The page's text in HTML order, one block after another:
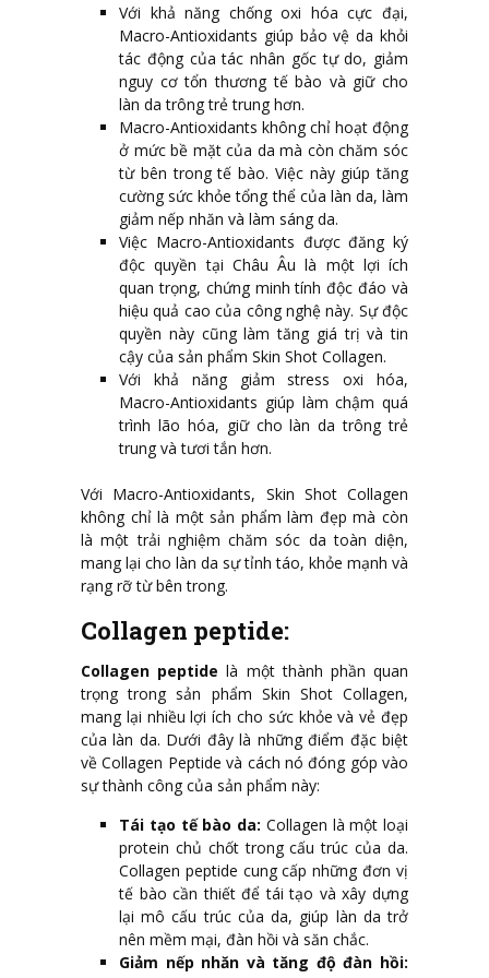
Với khả năng chống oxi hóa cực đại,
Macro-Antioxidants giúp bảo vệ da khỏi
tác động của tác nhân gốc tự do, giảm
nguy cơ tổn thương tế bào và giữ cho
làn da trông trẻ trung hơn.
Macro-Antioxidants không chỉ hoạt động
ở mức bề mặt của da mà còn chăm sóc
từ bên trong tế bào. Việc này giúp tăng
cường sức khỏe tổng thể của làn da, làm
giảm nếp nhăn và làm sáng da.
Việc Macro-Antioxidants được đăng ký
độc quyền tại Châu Âu là một lợi ích
quan trọng, chứng minh tính độc đáo và
hiệu quả cao của công nghệ này. Sự độc
quyền này cũng làm tăng giá trị và tin
cậy của sản phẩm Skin Shot Collagen.
Với khả năng giảm stress oxi hóa,
Macro-Antioxidants giúp làm chậm quá
trình lão hóa, giữ cho làn da trông trẻ
trung và tươi tắn hơn.
Với Macro-Antioxidants, Skin Shot Collagen
không chỉ là một sản phẩm làm đẹp mà còn
là một trải nghiệm chăm sóc da toàn diện,
mang lại cho làn da sự tỉnh táo, khỏe mạnh và
rạng rỡ từ bên trong.
Collagen peptide:
Collagen peptide là một thành phần quan
trọng trong sản phẩm Skin Shot Collagen,
mang lại nhiều lợi ích cho sức khỏe và vẻ đẹp
của làn da. Dưới đây là những điểm đặc biệt
về Collagen Peptide và cách nó đóng góp vào
sự thành công của sản phẩm này:
Tái tạo tế bào da: Collagen là một loại
protein chủ chốt trong cấu trúc của da.
Collagen peptide cung cấp những đơn vị
tế bào cần thiết để tái tạo và xây dựng
lại mô cấu trúc của da, giúp làn da trở
nên mềm mại, đàn hồi và săn chắc.
Giảm nếp nhăn và tăng độ đàn hồi: